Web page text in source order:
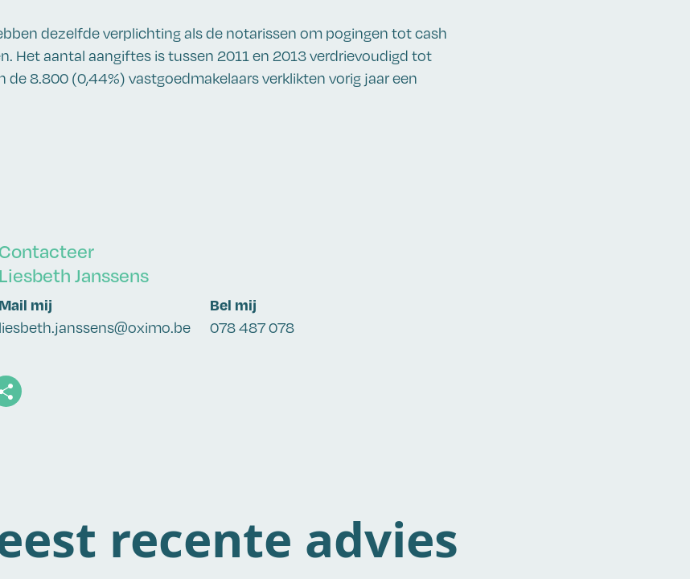
dezelfde verplichting als de notarissen om pogingen tot cash
Het aantal aangiftes is tussen 2011 en 2013 verdrievoudigd tot
de 8.800 (0,44%) vastgoedmakelaars verklikten vorig jaar een
Liesbeth Janssens
Mail mij
liesbeth.janssens@oximo.be
Bel mij
078 487 078
recente advies